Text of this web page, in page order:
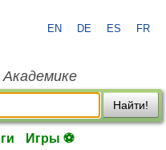
EN DE ES FR
Академике
Найти!
Игры ⚽